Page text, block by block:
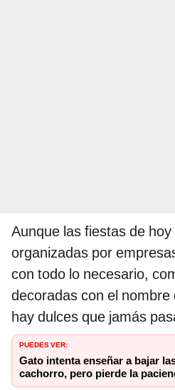
Aunque las fiestas de
organizadas por
con todo lo necesario,
decoradas con el nombre
hay dulces que jamás
PUEDES VER:
Gato intenta enseñar a bajar
cachorro, pero pierde la